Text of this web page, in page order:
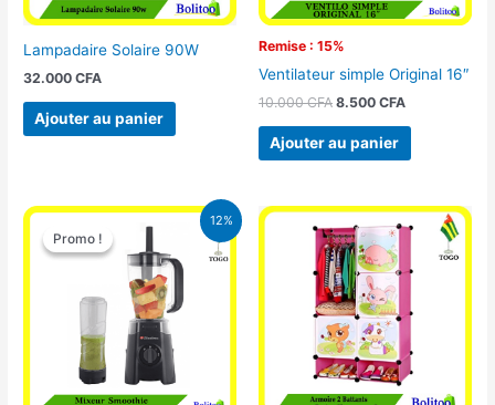
Lampadaire Solaire 90W
32.000CFA
Ajouter au panier
Remise : 15%
Ventilateur simple Original 16″
10.000CFA 8.500 CFA
Ajouter au panier
12%
Promo !
Promo !
Le
prix
initial
était :
25.000 CFA.
Le
prix
actuel
est :